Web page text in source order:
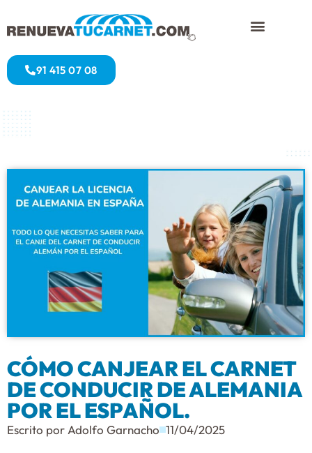
91 415 07 08
CÓMO CANJEAR EL CARNET
DE CONDUCIR DE ALEMANIA
POR EL ESPAÑOL.
Escrito por Adolfo Garnacho 11/04/2025